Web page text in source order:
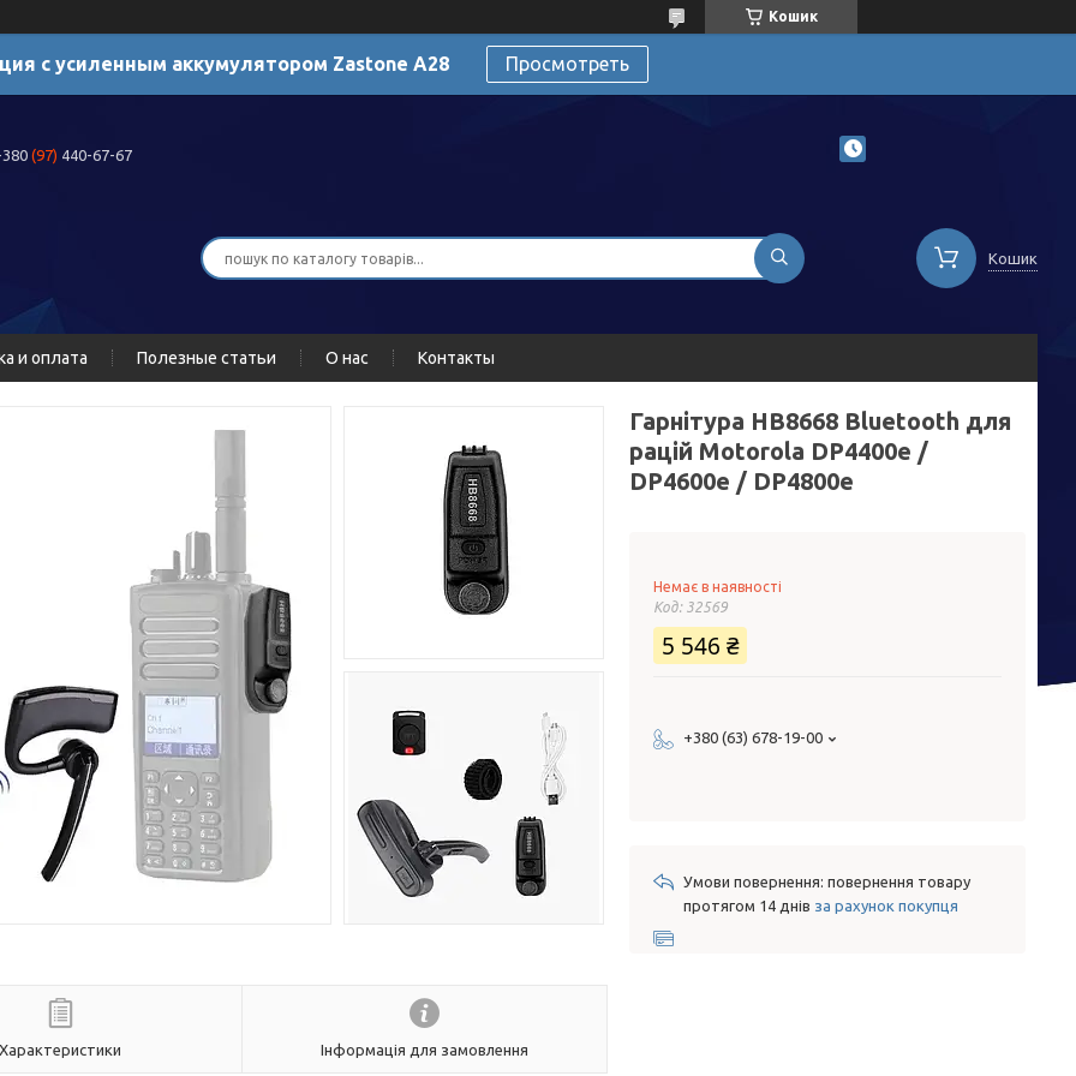
Кошик
с усиленным аккумулятором Zastone A28 Просмотреть
(97) 440-67-67
Кошик
и оплата Полезные статьи О нас Контакты
Характеристики Інформація для замовлення
Гарнітура HB8668 Bluetooth для
рацій Motorola DP4400e /
DP4600e / DP4800e
Немає в наявності
Код: 32569
5 546 ₴
+380 (63) 678-19-00
повернення товару
протягом 14 днів за рахунок покупця